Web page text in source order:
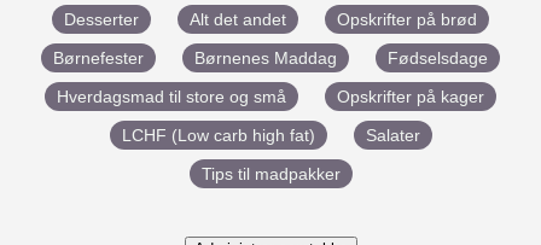
Desserter Alt det andet
Opskrifter på brød
Børnefester
Børnenes Maddag
Fødselsdage
Hverdagsmad til store og små
Opskrifter på kager
LCHF (Low carb high fat)
Salater
Tips til madpakker